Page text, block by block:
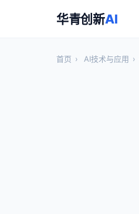
华青创新AI
首页 › AI技术与应用 ›